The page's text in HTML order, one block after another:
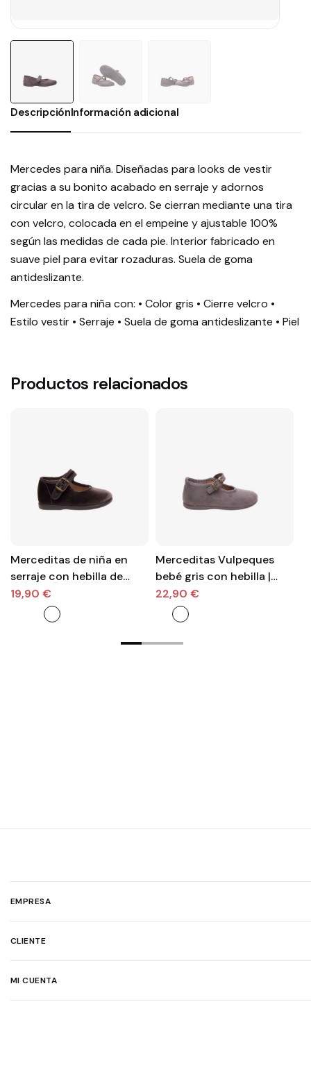
DescripciónInformación adicional
Mercedes para niña. Diseñadas para looks de vestir
gracias a su bonito acabado en serraje y adornos
circular en la tira de velcro. Se cierran mediante una tira
con velcro, colocada en el empeine y ajustable 100%
según las medidas de cada pie. Interior fabricado en
suave piel para evitar rozaduras. Suela de goma
antideslizante.
Mercedes para niña con: • Color gris • Cierre velcro •
Estilo vestir • Serraje • Suela de goma antideslizante • Piel
Productos relacionados
Merceditas de niña en
serraje con hebilla de
Batila en color gris
19,90 €
Merceditas Vulpeques
bebé gris con hebilla |
Suaves, ligeras y llenas de
ternura
22,90 €
EMPRESA
CLIENTE
MI CUENTA